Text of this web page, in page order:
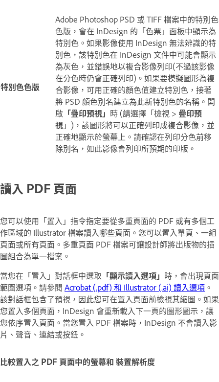
特別色色版
Adobe Photoshop PSD 或 TIFF 檔案中的特別色
色版，會在 InDesign 的「色票」面板中顯示為
特別色。如果影像使用 InDesign 無法辨識的特
別色，該特別色在 InDesign 文件中可能會顯示
為灰色，並錯誤地以複合影像列印(不過該影像
在分色時仍會正確列印)。如果要模擬圖形為複
合影像，可用正確的顏色值建立特別色，接著
將 PSD 顏色別名建立為此新特別色的名稱。開
啟 「疊印預視」 時 (請選擇「檢視 > 疊印預
視」)，該圖形將可以正確列印成複合影像，並
正確地顯示於螢幕上。請確認在列印分色前移
除別名，如此影像會列印所預期的印版。
讀入 PDF 頁面
您可以使用「置入」指令指定要從多重頁面的 PDF 或有多個工
作區域的 Illustrator 檔案讀入哪些頁面。您可以置入單頁、一組
頁面或所有頁面。多重頁面 PDF 檔案可讓設計師將出版物的插
圖組合為單一檔案。
當您在「置入」對話框中選取 「顯示讀入選項」 時，會出現頁面
範圍選項。請參閱 Acrobat (.pdf) 和 Illustrator (.ai) 讀入選項 。
該對話框包含了預視，因此您可在置入頁面前檢視其縮圖。如果
您置入多個頁面，InDesign 會重新載入下一頁的圖形圖示，讓
您依序置入頁面。當您置入 PDF 檔案時，InDesign 不會讀入影
片、聲音、連結或按鈕。
比較置入之 PDF 頁面中的螢幕和 裝置解析度